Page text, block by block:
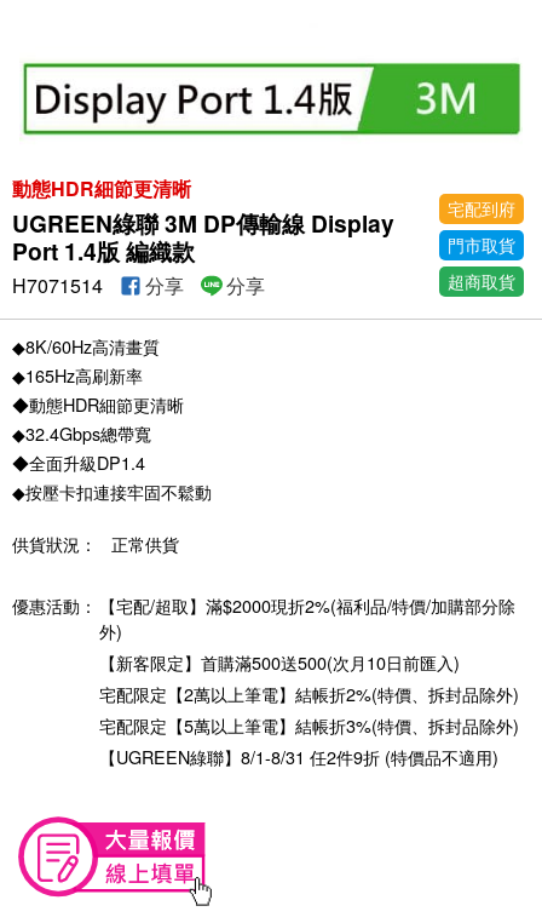
動態HDR細節更清晰
UGREEN綠聯 3M DP傳輸線 Display
Port 1.4版 編織款
宅配到府
門市取貨
超商取貨
H7071514 分享 分享
◆8K/60Hz高清畫質
◆165Hz高刷新率
◆動態HDR細節更清晰
◆32.4Gbps總帶寬
◆全面升級DP1.4
◆按壓卡扣連接牢固不鬆動
供貨狀況： 正常供貨
優惠活動：
【宅配/超取】滿$2000現折2%(福利品/特價/加購部分除
外)
【新客限定】首購滿500送500(次月10日前匯入)
宅配限定【2萬以上筆電】結帳折2%(特價、拆封品除外)
宅配限定【5萬以上筆電】結帳折3%(特價、拆封品除外)
【UGREEN綠聯】8/1-8/31 任2件9折 (特價品不適用)